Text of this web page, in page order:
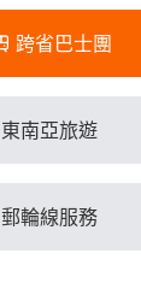
跨省巴士團
東南亞旅遊
郵輪線服務